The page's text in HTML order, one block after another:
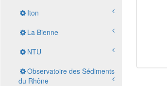
Iton
La Bienne
NTU
Observatoire des Sédiments
du Rhône